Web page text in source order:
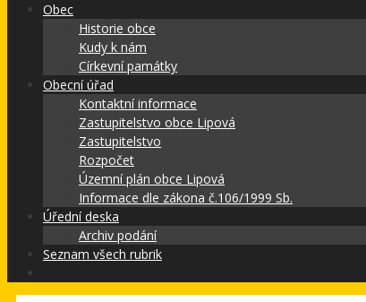
Obec
Historie obce
Kudy k nám
Církevní památky
Obecní úřad
Kontaktní informace
Zastupitelstvo obce Lipová
Zastupitelstvo
Rozpočet
Územní plán obce Lipová
Informace dle zákona č.106/1999 Sb.
Úřední deska
Archiv podání
Seznam všech rubrik